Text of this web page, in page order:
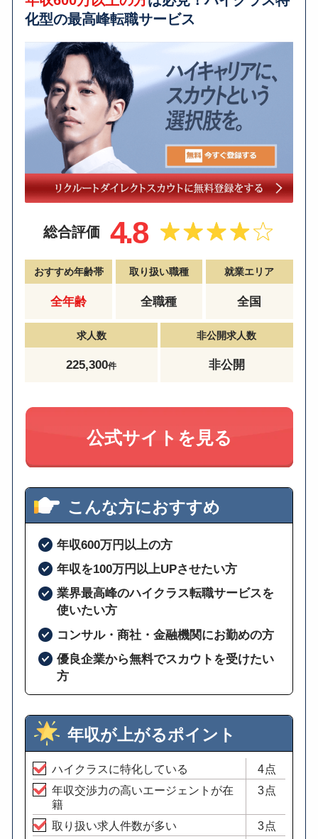
化型の最高峰転職サービス
総合評価 4.8
おすすめ年齢帯
全年齢
取り扱い職種
全職種
就業エリア
全国
求人数
225,300件
非公開求人数
非公開
公式サイトを見る
こんな方におすすめ
年収600万円以上の方
年収を100万円以上UPさせたい方
業界最高峰のハイクラス転職サービスを
使いたい方
コンサル・商社・金融機関にお勤めの方
優良企業から無料でスカウトを受けたい
方
年収が上がるポイント
ハイクラスに特化している
4点
年収交渉力の高いエージェントが在
籍
3点
取り扱い求人件数が多い
3点